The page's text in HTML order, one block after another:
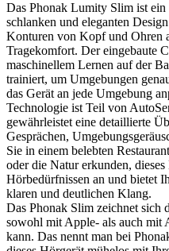
Das Phonak Lumity Slim ist
schlanken und eleganten
Konturen von Kopf und Ohren
Tragekomfort. Der eingebaute
maschinellem Lernen auf der
trainiert, um Umgebungen
das Gerät an jede Umgebung
Technologie ist Teil von
gewährleistet eine detaillierte
Gesprächen,
Sie in einem belebten
oder die Natur erkunden,
Hörbedürfnissen an und bietet
klaren und deutlichen Klang.
Das Phonak Slim zeichnet sich
sowohl mit Apple- als auch mit
kann. Das nennt man bei